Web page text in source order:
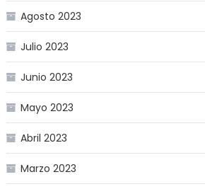
Agosto 2023
Julio 2023
Junio 2023
Mayo 2023
Abril 2023
Marzo 2023